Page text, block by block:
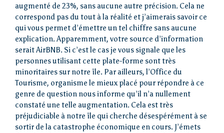
augmenté de 23%, sans aucune autre précision. Cela ne
correspond pas du tout à la réalité et j’aimerais savoir ce
qui vous permet d’émettre un tel chiffre sans aucune
explication. Apparemment, votre source d’information
serait AirBNB. Si c’est le cas je vous signale que les
personnes utilisant cette plate-forme sont très
minoritaires sur notre île. Par ailleurs, l’Office du
Tourisme, organisme le mieux placé pour répondre à ce
genre de question nous informe qu’il n’a nullement
constaté une telle augmentation. Cela est très
préjudiciable à notre île qui cherche désespérément à se
sortir de la catastrophe économique en cours. J’émets